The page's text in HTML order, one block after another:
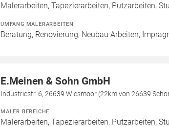
Malerarbeiten, Tapezierarbeiten, Putzarbeiten,
UMFANG MALERARBEITEN
Beratung, Renovierung, Neubau Arbeiten,
E.Meinen & Sohn GmbH
Industriestr. 6, 26639 Wiesmoor (22km von 26639
MALER BEREICHE
Malerarbeiten, Tapezierarbeiten, Putzarbeiten,